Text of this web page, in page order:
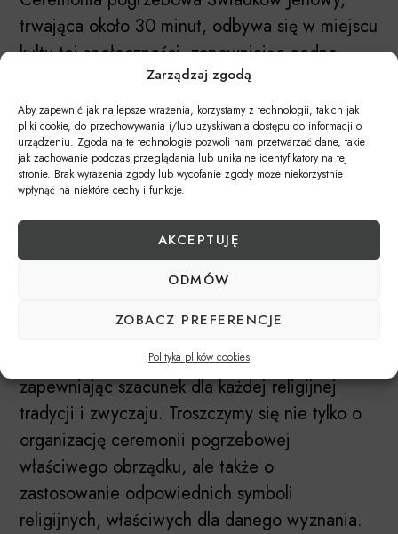
Zarządzaj zgodą
Aby zapewnić jak najlepsze wrażenia, korzystamy z technologii, takich jak
pliki cookie, do przechowywania i/lub uzyskiwania dostępu do informacji o
urządzeniu. Zgoda na te technologie pozwoli nam przetwarzać dane, takie
jak zachowanie podczas przeglądania lub unikalne identyfikatory na tej
stronie. Brak wyrażenia zgody lub wycofanie zgody może niekorzystnie
wpłynąć na niektóre cechy i funkcje.
AKCEPTUJĘ
ODMÓW
ZOBACZ PREFERENCJE
Polityka plików cookies
trwająca około 30 minut, odbywa się w miejscu
kultu tej społeczności, zapewniając godne
pożegnanie zmarłego, po czym następuje
złożenie ciała zmarłego do grobu. W
judaizmie, z kolei, szanujemy różnice między
charakterem ortodoksyjnym, konserwatywnym a
bardziej zreformowanym, dbając o
pochówku i tradycyjnymi rytuałami.
W Zakładzie Pogrzebowym Kozubek w Żywcu
ceremonii była zgodna z przekonaniami i
oczekiwaniami rodzin z różnych wyznań,
zapewniając szacunek dla każdej religijnej
tradycji i zwyczaju. Troszczymy się nie tylko o
organizację ceremonii pogrzebowej
właściwego obrządku, ale także o
zastosowanie odpowiednich symboli
religijnych, właściwych dla danego wyznania.